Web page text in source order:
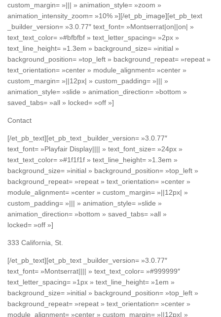
custom_margin= »||| » animation_style= »zoom »
animation_intensity_zoom= »10% »][/et_pb_image][et_pb_text
_builder_version= »3.0.77″ text_font= »Montserrat|on||on| »
text_text_color= »#bfbfbf » text_letter_spacing= »2px »
text_line_height= »1.3em » background_size= »initial »
background_position= »top_left » background_repeat= »repeat »
text_orientation= »center » module_alignment= »center »
custom_margin= »||12px| » custom_padding= »||| »
animation_style= »slide » animation_direction= »bottom »
saved_tabs= »all » locked= »off »]
Contact
[/et_pb_text][et_pb_text _builder_version= »3.0.77″
text_font= »Playfair Display|||| » text_font_size= »24px »
text_text_color= »#1f1f1f » text_line_height= »1.3em »
background_size= »initial » background_position= »top_left »
background_repeat= »repeat » text_orientation= »center »
module_alignment= »center » custom_margin= »||12px| »
custom_padding= »||| » animation_style= »slide »
animation_direction= »bottom » saved_tabs= »all »
locked= »off »]
333 California, St.
[/et_pb_text][et_pb_text _builder_version= »3.0.77″
text_font= »Montserrat|||| » text_text_color= »#999999″
text_letter_spacing= »1px » text_line_height= »1em »
background_size= »initial » background_position= »top_left »
background_repeat= »repeat » text_orientation= »center »
module_alignment= »center » custom_margin= »||12px| »